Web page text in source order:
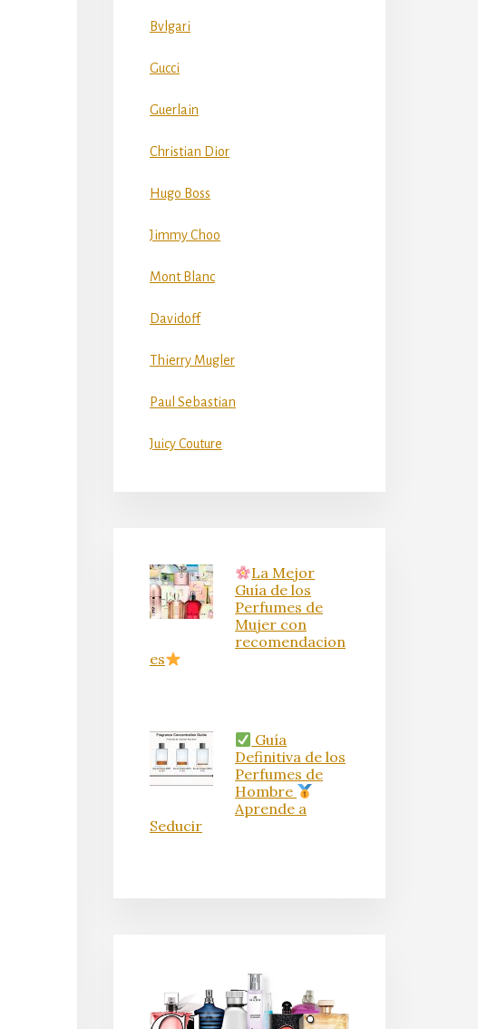
Bvlgari
Gucci
Guerlain
Christian Dior
Hugo Boss
Jimmy Choo
Mont Blanc
Davidoff
Thierry Mugler
Paul Sebastian
Juicy Couture
La Mejor
Guía de los
Perfumes de
Mujer con
recomendacion
es
Guía
Definitiva de los
Perfumes de
Hombre
Aprende a
Seducir